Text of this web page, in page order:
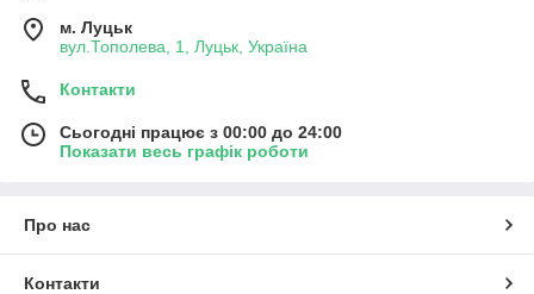
м. Луцьк
вул.Тополева, 1, Луцьк, Україна
Контакти
Сьогодні працює з 00:00 до 24:00
Показати весь графік роботи
Про нас
Контакти